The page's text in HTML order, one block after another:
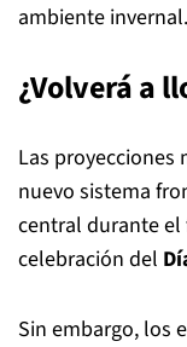
ambiente invernal.
¿Volverá a
Las proyecciones
nuevo sistema
central durante el
celebración del
Sin embargo, los